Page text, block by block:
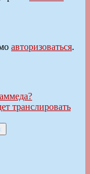
авторизоваться.
транслировать